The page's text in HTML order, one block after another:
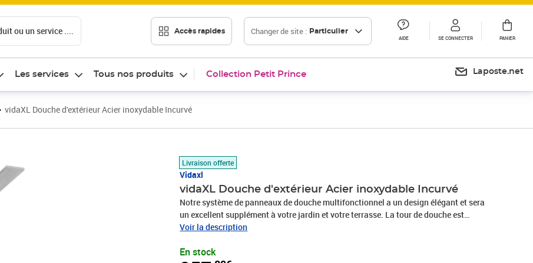
ou un service .... Accès rapides Changer de site : Particulier
AIDE SE CONNECTER PANIER
Les services Tous nos produits Collection Petit Prince Laposte.net
vidaXL Douche d'extérieur Acier inoxydable Incurvé
Livraison offerte
Vidaxl
vidaXL Douche d'extérieur Acier inoxydable Incurvé
Notre système de panneaux de douche multifonctionnel a un design élégant et sera
un excellent supplément à votre jardin et votre terrasse. La tour de douche est
fabriquée en acier inoxydable durable avec une finition brossée et a un beau design
être facilement sélectionnée au moyen d'un bouton. Plongez dans une expérience de
Voir la description
En stock
Prix 257,89€